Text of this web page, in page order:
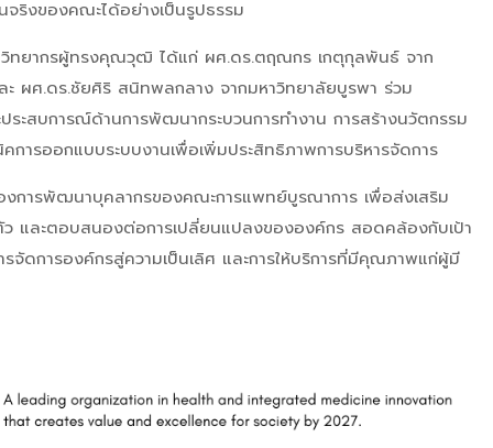
จริงของคณะได้อย่างเป็นรูปธรรม
วิทยากรผู้ทรงคุณวุฒิ ได้แก่ ผศ.ดร.ตฤณกร เกตุกุลพันธ์ จาก
ะ ผศ.ดร.ชัยศิริ สนิทพลกลาง จากมหาวิทยาลัยบูรพา ร่วม
ะสบการณ์ด้านการพัฒนากระบวนการทำงาน การสร้างนวัตกรรม
การออกแบบระบบงานเพื่อเพิ่มประสิทธิภาพการบริหารจัดการ
การพัฒนาบุคลากรของคณะการแพทย์บูรณาการ เพื่อส่งเสริม
ว และตอบสนองต่อการเปลี่ยนแปลงขององค์กร สอดคล้องกับเป้า
ดการองค์กรสู่ความเป็นเลิศ และการให้บริการที่มีคุณภาพแก่ผู้มี